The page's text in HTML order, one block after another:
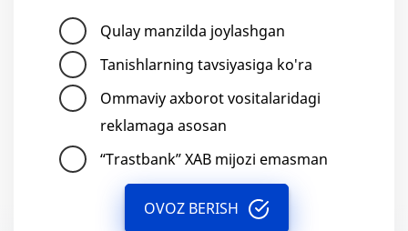
Qulay manzilda joylashgan
Tanishlarning tavsiyasiga ko'ra
Ommaviy axborot vositalaridagi
reklamaga asosan
“Trastbank” XAB mijozi emasman
OVOZ BERISH